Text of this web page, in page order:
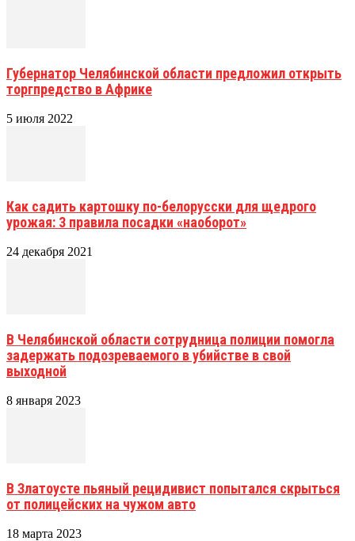
Губернатор Челябинской области предложил открыть
торгпредство в Африке
5 июля 2022
Как садить картошку по-белорусски для щедрого
урожая: 3 правила посадки «наоборот»
24 декабря 2021
В Челябинской области сотрудница полиции помогла
задержать подозреваемого в убийстве в свой
выходной
8 января 2023
В Златоусте пьяный рецидивист попытался скрыться
от полицейских на чужом авто
18 марта 2023